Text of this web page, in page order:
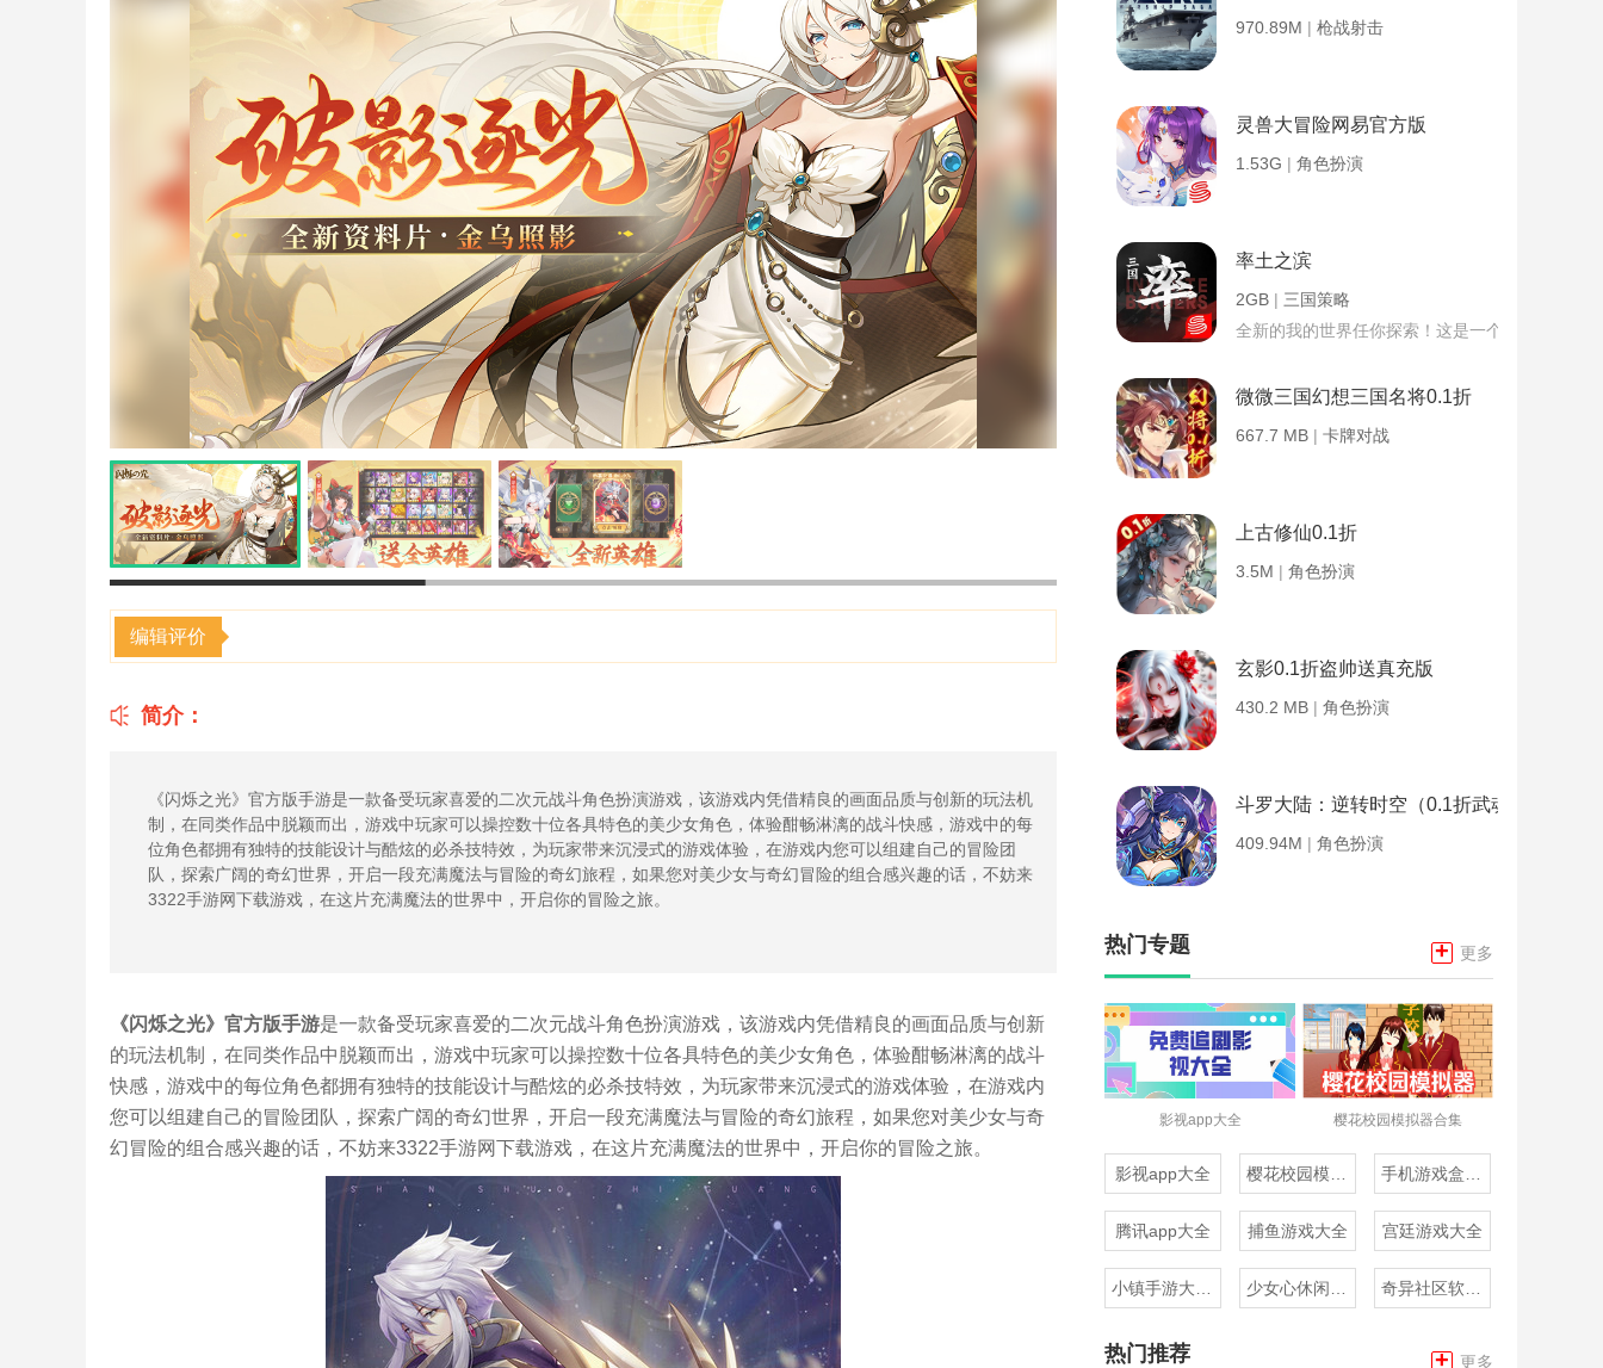
编辑评价
简介：
《闪烁之光》官方版手游是一款备受玩家喜爱的二次元战斗角色扮演游戏，该游戏内凭借精良的画面品质与创新的玩法机
制，在同类作品中脱颖而出，游戏中玩家可以操控数十位各具特色的美少女角色，体验酣畅淋漓的战斗快感，游戏中的每
位角色都拥有独特的技能设计与酷炫的必杀技特效，为玩家带来沉浸式的游戏体验，在游戏内您可以组建自己的冒险团
队，探索广阔的奇幻世界，开启一段充满魔法与冒险的奇幻旅程，如果您对美少女与奇幻冒险的组合感兴趣的话，不妨来
3322手游网下载游戏，在这片充满魔法的世界中，开启你的冒险之旅。
《闪烁之光》官方版手游是一款备受玩家喜爱的二次元战斗角色扮演游戏，该游戏内凭借精良的画面品质与创新
的玩法机制，在同类作品中脱颖而出，游戏中玩家可以操控数十位各具特色的美少女角色，体验酣畅淋漓的战斗
快感，游戏中的每位角色都拥有独特的技能设计与酷炫的必杀技特效，为玩家带来沉浸式的游戏体验，在游戏内
您可以组建自己的冒险团队，探索广阔的奇幻世界，开启一段充满魔法与冒险的奇幻旅程，如果您对美少女与奇
幻冒险的组合感兴趣的话，不妨来3322手游网下载游戏，在这片充满魔法的世界中，开启你的冒险之旅。
970.89M | 枪战射击
灵兽大冒险网易官方版
1.53G | 角色扮演
率土之滨
2GB | 三国策略
全新的我的世界任你探索！这是一个小提示字段。
微微三国幻想三国名将0.1折
667.7 MB | 卡牌对战
上古修仙0.1折
3.5M | 角色扮演
玄影0.1折盗帅送真充版
430.2 MB | 角色扮演
斗罗大陆：逆转时空（0.1折武魂觉醒）
409.94M | 角色扮演
热门专题 + 更多
影视app大全 樱花校园模拟器合集
影视app大全
腾讯app大全 捕鱼游戏大全 宫廷游戏大全
热门推荐 + 更多